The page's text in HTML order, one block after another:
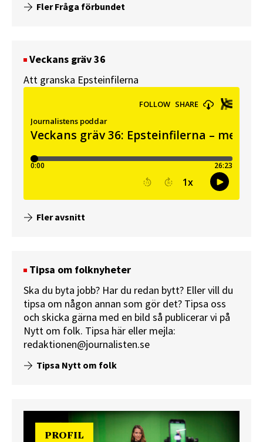
Fler Fråga förbundet
Veckans gräv 36
Att granska Epsteinfilerna
Fler avsnitt
Tipsa om folknyheter
Ska du byta jobb? Har du redan bytt? Eller vill du
tipsa om någon annan som gör det? Tipsa oss
och skicka gärna med en bild så publicerar vi på
Nytt om folk. Tipsa här eller mejla:
redaktionen@journalisten.se
Tipsa Nytt om folk
PROFIL